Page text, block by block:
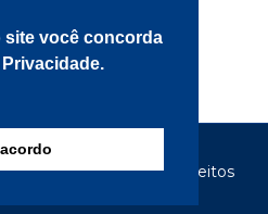
você concorda
Tocantina - Todos os direitos